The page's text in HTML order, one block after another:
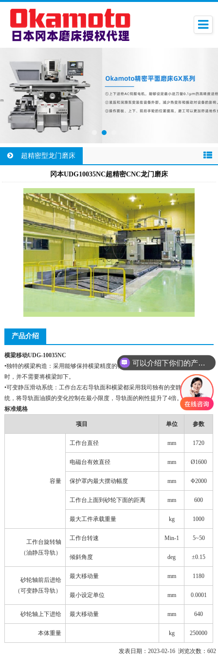
超精密型龙门磨床
冈本UDG10035NC超精密CNC龙门磨床
产品介绍
横梁移动UDG-10035NC
•独特的横梁构造：采用能够保持横梁精度的特殊机械构造。横梁需要调整精度
时，并不需要将横梁卸下。
•可变静压滑动系统：工作台左右导轨面和横梁都采用我司独有的变静压滑动系
统，将导轨面油膜的变化控制在最小限度，导轨面的刚性提升了4倍。
标准规格
项目 单位 参数
容量
工作台直径 mm 1720
电磁台有效直径 mm Ø1600
保护罩内最大摆动幅度 mm Φ2000
工作台上面到砂轮下面的距离 mm 600
最大工件承载重量 kg 1000
工作台旋转轴
（油静压导轨）
工作台转速 Min-1 5~50
倾斜角度 deg ±0.15
砂轮轴前后进给
（可变静压导轨）
最大移动量 mm 1180
最小设定单位 mm 0.0001
砂轮轴上下进给 最大移动量 mm 640
本体重量 kg 250000
发表日期：2023-02-16 浏览次数：602
可以介绍下你们的产品么